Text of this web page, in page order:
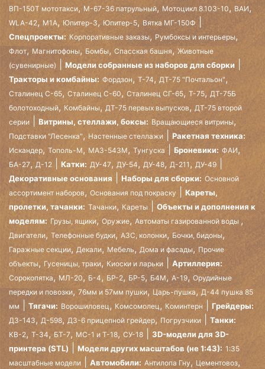
ВП-150Т мототакси, М-67-36 патрульный, Мотоцикл 8.103-10,ВАИ,
WLA-42, М1А, Юпитер-3, Юпитер-5, Вятка МГ-150Ф
Спецпроекты: Корпоративные заказы, Румбоксы и интерьеры,
Флот, Магнитофоны, Бомбы, Спасская башня,Животные
(сувенирные)
Модели собранные из наборов для сборки
Тракторы и комбайны: Фордзон, Т-74,ДТ-75 "Почтальон",
Сталинец С-65, Сталинец С-60, Сталинец СГ-65, Т-75, ДТ-75Б
болотоходный, Комбайны, ДТ-75 первых выпусков, ДТ-75 второй
серии
Витрины, стеллажи, боксы: Вращающиеся витрины,
Подставки "Лесенка", Настенные стеллажи Ракетная техника:
Искандер, Тополь-М, МАЗ-543М, Тунгуска Броневики: ФАИ,
БА-27, Д-12 Катки: ДУ-47, ДУ-54, ДУ-48, Д-211 , ДУ-49
Декоративные основания Наборы для сборки: Основной
ассортимент наборов, Основания под покраску
Кареты,
пролетки, тачанки: Тачанки, Кареты
Объекты и дополнения к
моделям: Грузы, ящики, Оружие, Автоматы газированной воды ,
Двигатели, Телефонные будки, АЗС, колонки, Бочки, бидоны,
Гаражные секции, Декали, Мебель, Дома и фасады, Прочие
объекты, Гусеницы, траки, Киоски и ларьки Артиллерия:
Сорокопятка, МЛ-20, Б-4, БР-2, БР-5, Б4М, А-19, Орудийные
передки и повозки, 76мм и 57мм пушки, Царь-пушка,Д-44 пушка 85
мм
Тягачи: Ворошиловец , Комсомолец , Коминтерн Грейдеры:
ДЗ-143, Д-598, ДЗ-6 прицепной грейдер, Погрузчики Танки:
КВ-2, Т-34,БТ-7, МС-1 и Т-18, СУ-18
3D-модели для 3D-
принтера (STL)
Модели других масштабов (не 1:43): 1:35
масштабные модели
Автомобили: Антилопа Гну, Цементовоз,